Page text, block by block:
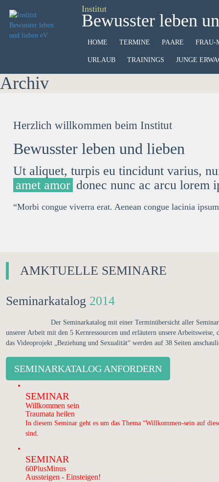
Institut
Bewusster leben
HOME TERMINE PAARE FRAU-
URLAUB TRAININGS JUNGE
Archiv
Herzlich willkommen beim Institut
Bewusster leben und lieben
Ut aliquet, turpis eu tincidunt varius,
amet amor donec nunc ac arcu lorem
“Morbi congue viverra erat. Aenean congue lacinia
AMKTUELLE SEMINARE
Seminarkatalog 2014
Der Seminarkatalog mit einer Terminübersicht aller
unserer Arbeit mit den 5 Kernressourcen und erläutern unsere
das Videoprojekt „Beziehung und Sexualität“ werden auf 38 Seiten
SEMINARKATALOG ANFORDERN
SEMINAR
Willkommen sein
Traumata heilen
In diesem Seminar geht es um das Thema “Willkommen-sein auf
sind.
SEMINAR
60PlusMinus
Aussteigen - Einsteigen!